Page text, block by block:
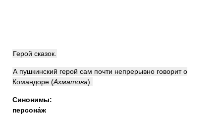
Герой сказок.
А пушкинский герой сам почти непрерывно говорит о
Командоре (Ахматова)
Синонимы:
персона́ж